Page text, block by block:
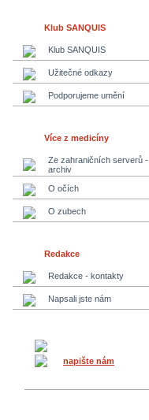
Klub SANQUIS
Klub SANQUIS
Užitečné odkazy
Podporujeme umění
Více z medicíny
Ze zahraničních serverů -
archiv
O očích
O zubech
Redakce
Redakce - kontakty
Napsali jste nám
napište nám